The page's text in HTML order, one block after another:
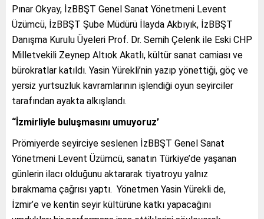
Pınar Okyay, İzBBŞT Genel Sanat Yönetmeni Levent
Üzümcü, İzBBŞT Şube Müdürü İlayda Akbıyık, İzBBŞT
Danışma Kurulu Üyeleri Prof. Dr. Semih Çelenk ile Eski CHP
Milletvekili Zeynep Altıok Akatlı, kültür sanat camiası ve
bürokratlar katıldı. Yasin Yürekli’nin yazıp yönettiği, göç ve
yersiz yurtsuzluk kavramlarının işlendiği oyun seyirciler
tarafından ayakta alkışlandı.
“İzmirliyle buluşmasını umuyoruz’
Prömiyerde seyirciye seslenen İzBBŞT Genel Sanat
Yönetmeni Levent Üzümcü, sanatın Türkiye’de yaşanan
günlerin ilacı olduğunu aktararak tiyatroyu yalnız
bırakmama çağrısı yaptı. Yönetmen Yasin Yürekli de,
İzmir’e ve kentin seyir kültürüne katkı yapacağını